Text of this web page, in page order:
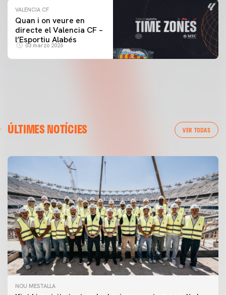
VALENCIA CF
Quan i on veure en
directe el Valencia CF –
l’Esportiu Alabés
03 marzo 2026
ÚLTIMES NOTÍCIES VER TODAS
NOU MESTALLA